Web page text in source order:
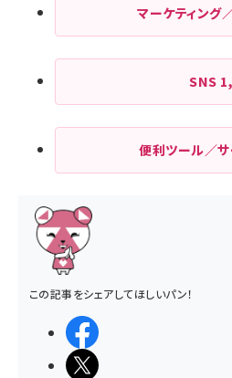
マーケティング
SNS
便利ツール／
この記事をシェアしてほしいパン！